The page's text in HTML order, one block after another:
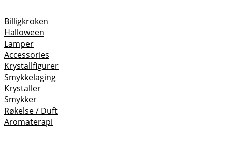
Billigkroken
Halloween
Lamper
Accessories
Krystallfigurer
Smykkelaging
Krystaller
Smykker
Røkelse / Duft
Aromaterapi